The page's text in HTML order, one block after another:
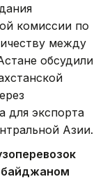
комиссии по
между
обсудили
для экспорта
Азии.